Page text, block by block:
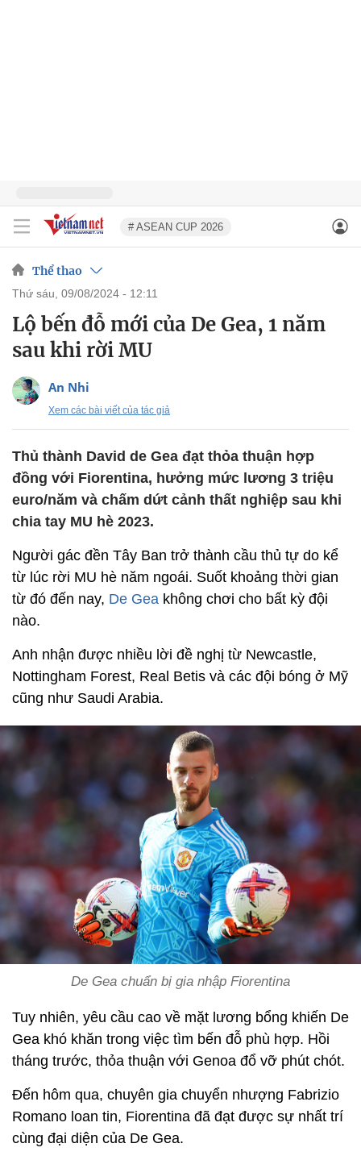
# ASEAN CUP 2026
Thể thao
thứ sáu, 09/08/2024 - 12:11
Lộ bến đỗ mới của De Gea, 1 năm
sau khi rời MU
An Nhi
Xem các bài viết của tác giả
Thủ thành David de Gea đạt thỏa thuận hợp
đồng với Fiorentina, hưởng mức lương 3 triệu
euro/năm và chấm dứt cảnh thất nghiệp sau khi
chia tay MU hè 2023.
Người gác đền Tây Ban trở thành cầu thủ tự do kể
từ lúc rời MU hè năm ngoái. Suốt khoảng thời gian
từ đó đến nay, De Gea không chơi cho bất kỳ đội
nào.
Anh nhận được nhiều lời đề nghị từ Newcastle,
Nottingham Forest, Real Betis và các đội bóng ở Mỹ
cũng như Saudi Arabia.
De Gea chuẩn bị gia nhập Fiorentina
Tuy nhiên, yêu cầu cao về mặt lương bổng khiến De
Gea khó khăn trong việc tìm bến đỗ phù hợp. Hồi
tháng trước, thỏa thuận với Genoa đổ vỡ phút chót.
Đến hôm qua, chuyên gia chuyển nhượng Fabrizio
Romano loan tin, Fiorentina đã đạt được sự nhất trí
cùng đại diện của De Gea.